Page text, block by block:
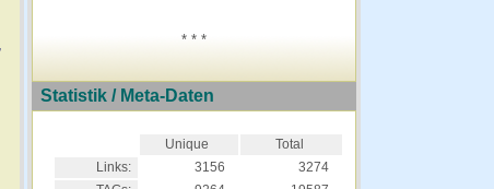
,
* * *
Statistik / Meta-Daten
Unique
Total
Links:
3156
3274